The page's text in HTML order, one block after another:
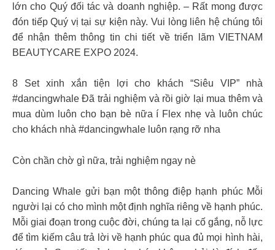
lớn cho Quý đối tác và doanh nghiệp. – Rất mong được
đón tiếp Quý vị tại sự kiện này. Vui lòng liên hệ chúng tôi
để nhận thêm thông tin chi tiết về triển lãm VIETNAM
BEAUTYCARE EXPO 2024.
8 Set xinh xắn tiện lợi cho khách “Siêu VIP” nhà
#dancingwhale Đã trải nghiệm và rồi giờ lại mua thêm và
mua dùm luôn cho bạn bè nữa í Flex nhẹ và luôn chúc
cho khách nhà #dancingwhale luôn rạng rỡ nha
Còn chần chờ gì nữa, trải nghiệm ngay nè
Dancing Whale gửi bạn một thông điệp hạnh phúc Mỗi
người lại có cho mình một định nghĩa riêng về hạnh phúc.
Mỗi giai đoạn trong cuộc đời, chúng ta lại cố gắng, nỗ lực
để tìm kiếm câu trả lời về hạnh phúc qua đủ mọi hình hài,